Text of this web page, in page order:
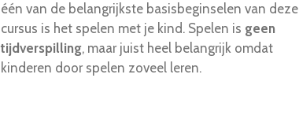
één van de belangrijkste basisbeginselen van deze
cursus is het spelen met je kind. Spelen is geen
tijdverspilling, maar juist heel belangrijk omdat
kinderen door spelen zoveel leren.